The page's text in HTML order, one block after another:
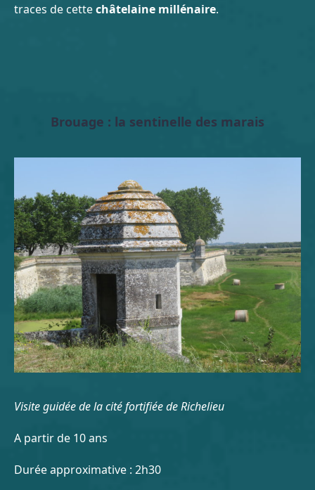
traces de cettechâtelaine millénaire.
Brouage : la sentinelle des marais
Visite guidée de la cité fortifiée de Richelieu
A partir de 10 ans
Durée approximative : 2h30